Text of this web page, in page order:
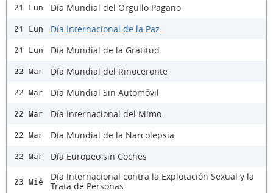
21 Lun Día Mundial del Orgullo Pagano
21 Lun Día Internacional de la Paz
21 Lun Día Mundial de la Gratitud
22 Mar Día Mundial del Rinoceronte
22 Mar Día Mundial Sin Automóvil
22 Mar Día Internacional del Mimo
22 Mar Día Mundial de la Narcolepsia
22 Mar Día Europeo sin Coches
23 Mié
Día Internacional contra la Explotación Sexual y la
Trata de Personas